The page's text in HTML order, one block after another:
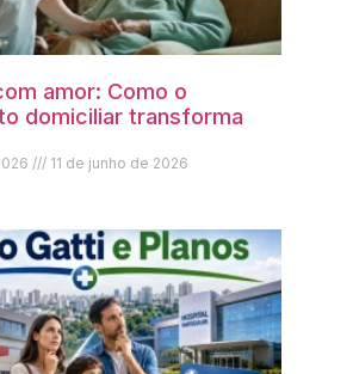
amor: Como o
domiciliar transforma
11 de junho de 2026